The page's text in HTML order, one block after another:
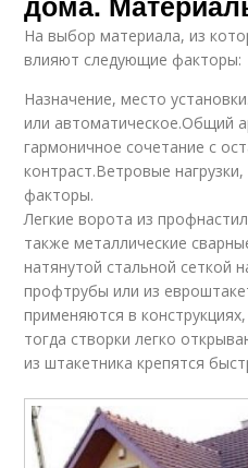
На выбор материала, из
влияют следующие факторы:
Назначение, место
или автоматическое.Общий
гармоничное сочетание с
контраст.Ветровые
факторы.
Легкие ворота из
также металлические
натянутой стальной сеткой
профтрубы или из
применяются в
тогда створки легко
из штакетника крепятся